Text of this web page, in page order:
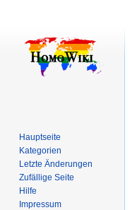
Hauptseite
Kategorien
Letzte Änderungen
Zufällige Seite
Hilfe
Impressum